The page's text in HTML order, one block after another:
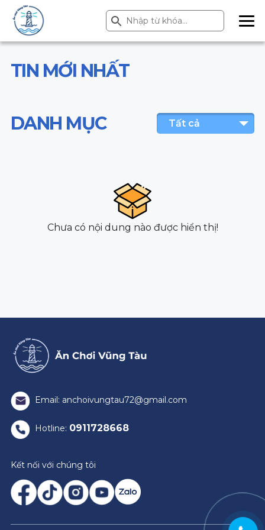
Search
for:
Search Button
ME
NU
TIN MỚI NHẤT
DANH MỤC Tất cả
Chưa có nội dung nào được hiển thị!
Email: anchoivungtau72@gmail.com
Hotline: 0911728668
Kết nối với chúng tôi